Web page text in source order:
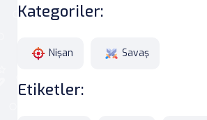
Kategoriler:
Nişan Savaş
Etiketler: